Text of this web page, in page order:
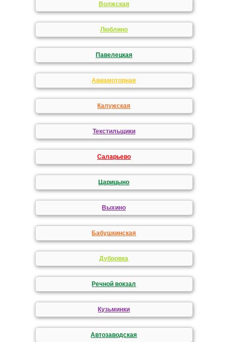
Волжская
Люблино
Павелецкая
Авиамоторная
Калужская
Текстильщики
Саларьево
Царицыно
Выхино
Бабушкинская
Дубровка
Речной вокзал
Кузьминки
Автозаводская